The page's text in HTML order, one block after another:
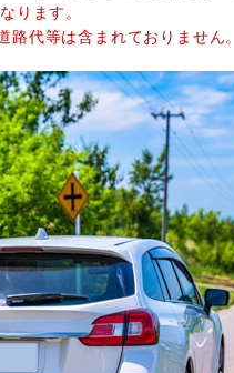
ります。
路代等は含まれておりません。